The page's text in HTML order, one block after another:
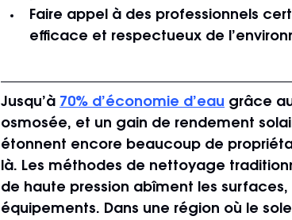
Faire appel à des professionnels
efficace et respectueux de
Jusqu’à 70% d’économie d’eau grâce
osmosée, et un gain de rendement
étonnent encore beaucoup de
là. Les méthodes de nettoyage
de haute pression abîment les
équipements. Dans une région où le